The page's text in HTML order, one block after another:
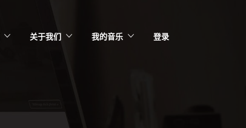
关于我们 我的音乐 登录